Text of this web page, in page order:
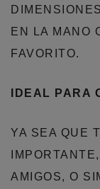
EN LA MANO
FAVORITO.
IDEAL PARA
YA SEA QUE
AMIGOS, O